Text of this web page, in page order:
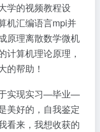
学的视频教程设
机汇编语言mpi并
原理离散数学微机
计算机理论原理，
的帮助！
实现实习—毕业—
美好的，自我鉴定
看来，我想收获的